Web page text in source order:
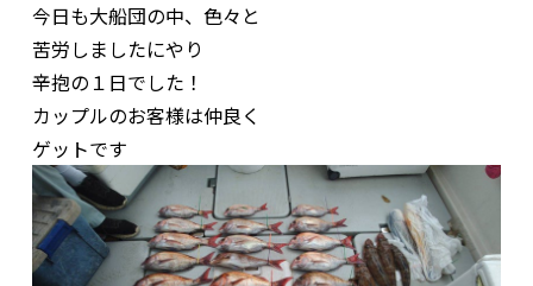
今日も大船団の中、色々と
苦労しましたにやり
辛抱の１日でした！
カップルのお客様は仲良く
ゲットです